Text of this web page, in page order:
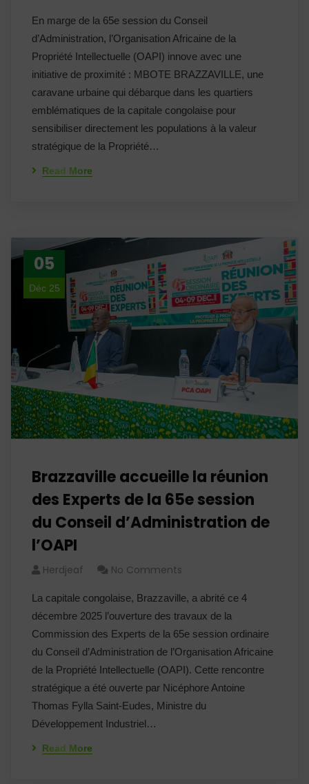
En marge de la 65e session du Conseil
d’Administration, l’Organisation Africaine de la
Propriété Intellectuelle (OAPI) innove avec une
initiative de proximité : MBOTE BRAZZAVILLE, une
caravane urbaine qui débarque dans les quartiers
emblématiques de la capitale congolaise pour
sensibiliser directement les populations à la valeur
stratégique de la Propriété…
Read More
05
Déc 25
Brazzaville accueille la réunion
des Experts de la 65e session
du Conseil d’Administration de
l’OAPI
Herdjeaf No Comments
La capitale congolaise, Brazzaville, a abrité ce 4
décembre 2025 l’ouverture des travaux de la
Commission des Experts de la 65e session ordinaire
du Conseil d’Administration de l’Organisation Africaine
de la Propriété Intellectuelle (OAPI). Cette rencontre
stratégique a été ouverte par Nicéphore Antoine
Thomas Fylla Saint-Eudes, Ministre du
Développement Industriel…
Read More